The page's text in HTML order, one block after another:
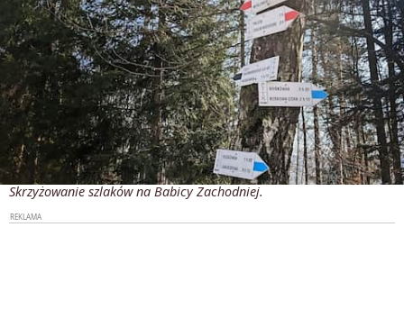
Skrzyżowanie szlaków na Babicy Zachodniej.